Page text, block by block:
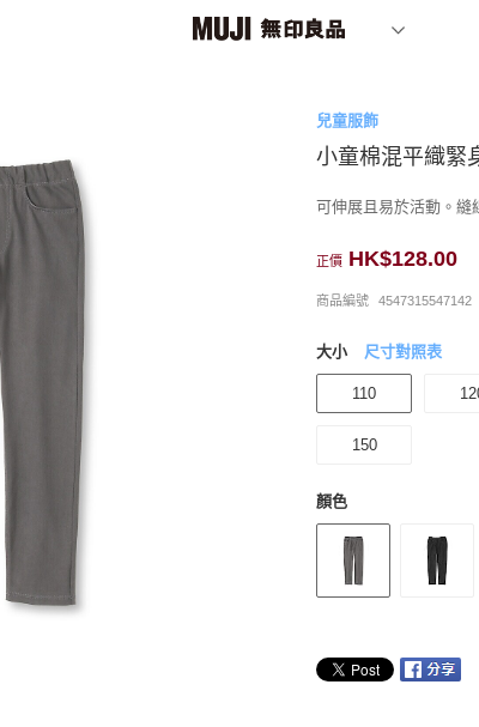
兒童服飾
小童棉混平織緊
可伸展且易於活動。縫
正價 HK$128.00
商品編號 4547315547142
大小 尺寸對照表
110
150
顏色